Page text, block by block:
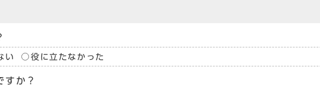
い 役に立たなかった
すか？